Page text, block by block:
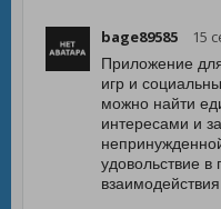
bage89585 15
Приложение
игр и
можно найти
интересами и
удовольствие